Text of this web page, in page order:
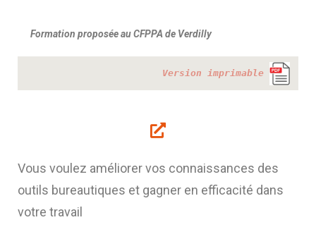
Formation proposée au CFPPA de Verdilly
Version imprimable
Vous voulez améliorer vos connaissances des
outils bureautiques et gagner en efficacité dans
votre travail